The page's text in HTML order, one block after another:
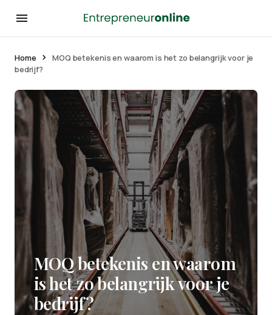
Home
MOQ betekenis en waarom is het zo belangrijk voor je
bedrijf?
MOQ betekenis en waarom
is het zo belangrijk voor je
bedrijf?